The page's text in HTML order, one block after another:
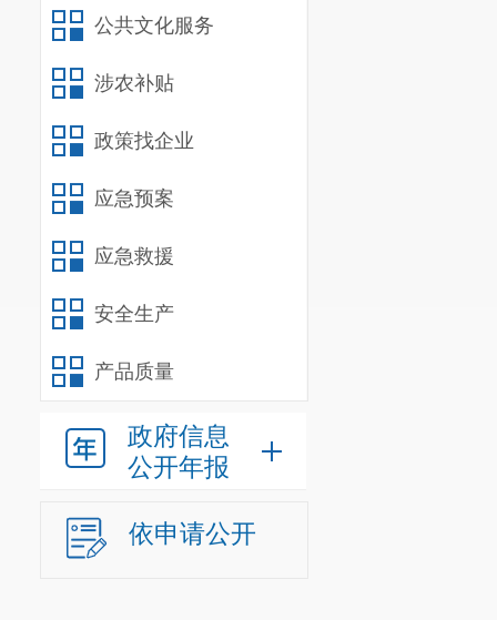
公共文化服务
涉农补贴
政策找企业
应急预案
应急救援
安全生产
产品质量
政府信息
公开年报
依申请公开